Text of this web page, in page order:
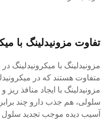
تفاوت مزونیدلینگ با
مزونیدلینگ با
متفاوت هستند که در
مزونیدلینگ با ایجاد منافذ
سلولی، هم جذب دارو چند
آسیب دیده موجب تجدید